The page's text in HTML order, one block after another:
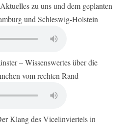
zu uns und dem geplanten
und Schleswig-Holstein
– Wissenswertes über die
vom rechten Rand
Klang des Vicelinviertels in